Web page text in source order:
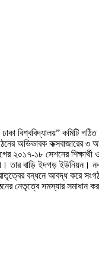
ঢাকা বিশ্ববিদ্যালয়”
অভিভাবক কক্সবাজারের ৩
২০১৭-১৮ সেশনের
তার বাড়ি ইদগড়
বন্ধনে আবদ্ধ করে
নেতৃত্বে সমস্যার সমাধান